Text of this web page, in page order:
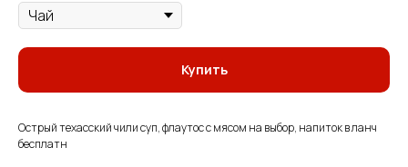
Купить
Острый техасский чили суп, флаутос с мясом на выбор, напиток в ланч
бесплатн